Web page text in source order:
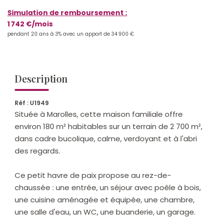
CONTACT
Simulation de remboursement :
1 742 €/mois
pendant 20 ans à 3% avec un apport de 34 900 €
Description
Réf : U1949
Située à Marolles, cette maison familiale offre
environ 180 m² habitables sur un terrain de 2 700 m²,
dans cadre bucolique, calme, verdoyant et à l'abri
des regards.
Ce petit havre de paix propose au rez-de-
chaussée : une entrée, un séjour avec poêle à bois,
une cuisine aménagée et équipée, une chambre,
une salle d'eau, un WC, une buanderie, un garage.